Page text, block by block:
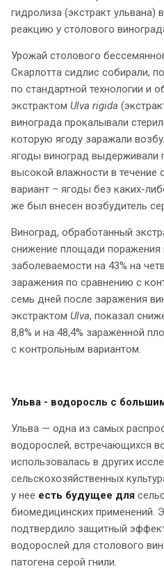
гидролиза (экстракт
реакцию у столового
Урожай столового
Скарлотта сидлис собирали,
по стандартной технологии и
экстрактом Ulva rigida
винограда прокалывали
которую ягоду заражали
ягоды виноград выдерживали
высокой влажности в течение
вариант – ягоды без каких-
же был внесен возбудитель
Виноград, обработанный
снижение площади поражения
заболеваемости на 43% на
заражения по сравнению с
семь дней после заражения
экстрактом Ulva, показал
8,8% и на 48,4% зараженной
с контрольным вариантом.
Ульва - водоросль с
Ульва — одна из самых
водорослей, встречающихся
использовалась в других
сельскохозяйственных
у нее есть будущее для
биомедицинских применений.
подтвердило защитный
водорослей для столового
патогена серой гнили.